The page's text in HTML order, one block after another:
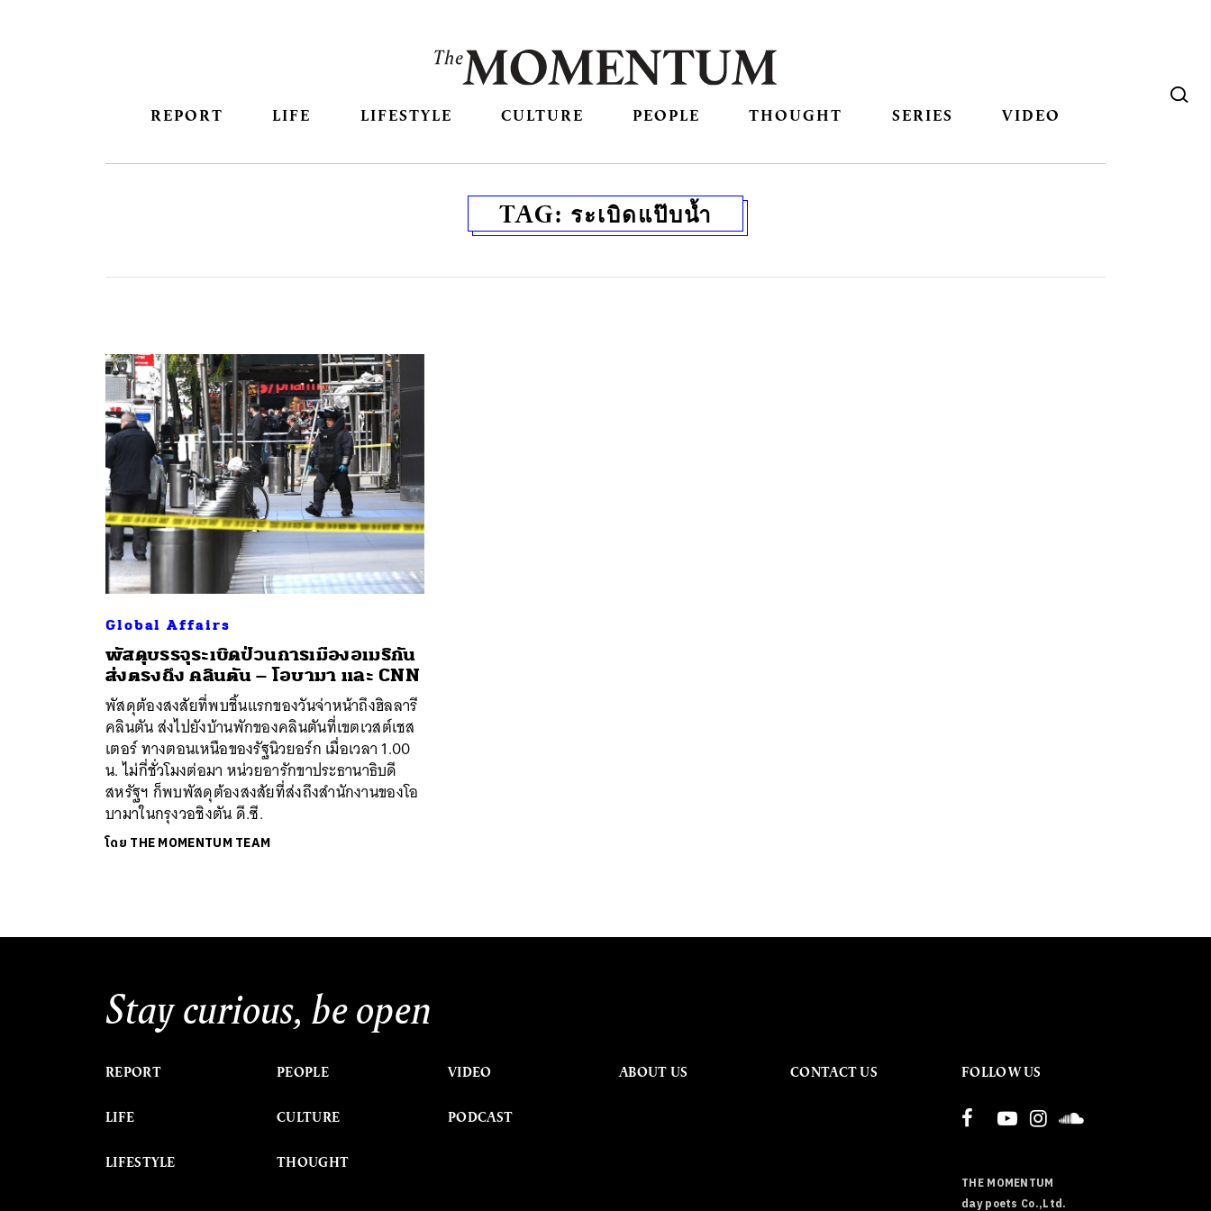
REPORT LIFE LIFESTYLE CULTURE PEOPLE THOUGHT SERIES VIDEO
TAG: ระเบิดแป๊บน้ำ
Global Affairs
พัสดุบรรจุระเบิดป่วนการเมืองอเมริกัน
ส่งตรงถึง คลินตัน – โอบามา และ CNN
พัสดุต้องสงสัยที่พบชิ้นแรกของวันจ่าหน้าถึงฮิลลารี
คลินตัน ส่งไปยังบ้านพักของคลินตันที่เขตเวสต์เชส
เตอร์ ทางตอนเหนือของรัฐนิวยอร์ก เมื่อเวลา 1.00
น. ไม่กี่ชั่วโมงต่อมา หน่วยอารักขาประธานาธิบดี
สหรัฐฯ ก็พบพัสดุต้องสงสัยที่ส่งถึงสำนักงานของโอ
บามาในกรุงวอชิงตัน ดี.ซี.
โดย THE MOMENTUM TEAM
Stay curious, be open
REPORT
LIFE
LIFESTYLE
PEOPLE
CULTURE
THOUGHT
VIDEO
PODCAST
ABOUT US CONTACT US FOLLOW US
THE MOMENTUM
day poets Co.,Ltd.